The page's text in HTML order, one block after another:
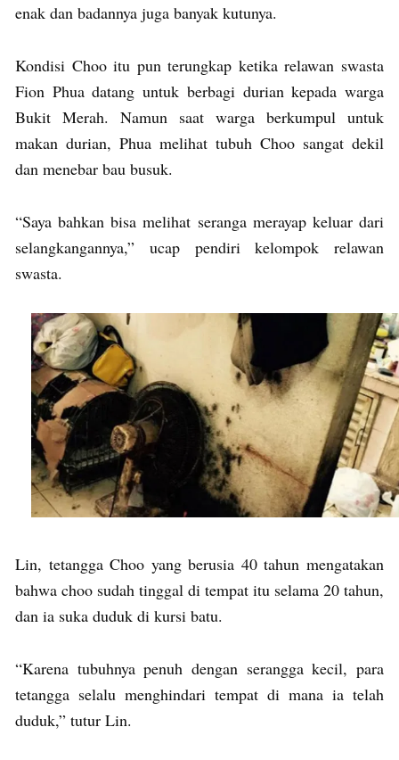
enak dan badannya juga banyak kutunya.
Kondisi Choo itu pun terungkap ketika relawan swasta
Fion Phua datang untuk berbagi durian kepada warga
Bukit Merah. Namun saat warga berkumpul untuk
makan durian, Phua melihat tubuh Choo sangat dekil
dan menebar bau busuk.
“Saya bahkan bisa melihat seranga merayap keluar dari
selangkangannya,” ucap pendiri kelompok relawan
swasta.
Lin, tetangga Choo yang berusia 40 tahun mengatakan
bahwa choo sudah tinggal di tempat itu selama 20 tahun,
dan ia suka duduk di kursi batu.
“Karena tubuhnya penuh dengan serangga kecil, para
tetangga selalu menghindari tempat di mana ia telah
duduk,” tutur Lin.